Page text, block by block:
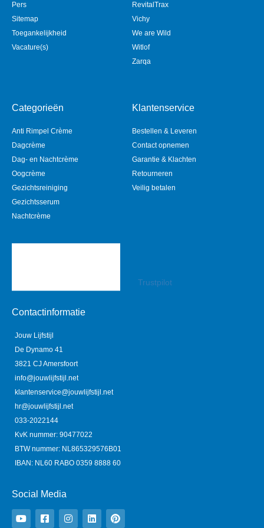
Pers
Sitemap
Toegankelijkheid
Vacature(s)
RevitalTrax
Vichy
We are Wild
Witlof
Zarqa
Categorieën
Anti Rimpel Crème
Dagcrème
Dag- en Nachtcrème
Oogcrème
Gezichtsreiniging
Gezichtsserum
Nachtcrème
Klantenservice
Bestellen & Leveren
Contact opnemen
Garantie & Klachten
Retourneren
Veilig betalen
Trustpilot
Contactinformatie
Jouw Lijfstijl
De Dynamo 41
3821 CJ Amersfoort
info@jouwlijfstijl.net
klantenservice@jouwlijfstijl.net
hr@jouwlijfstijl.net
033-2022144
KvK nummer: 90477022
BTW nummer: NL865329576B01
IBAN: NL60 RABO 0359 8888 60
Social Media
o
u
a
c
n
s
i
n
i
n